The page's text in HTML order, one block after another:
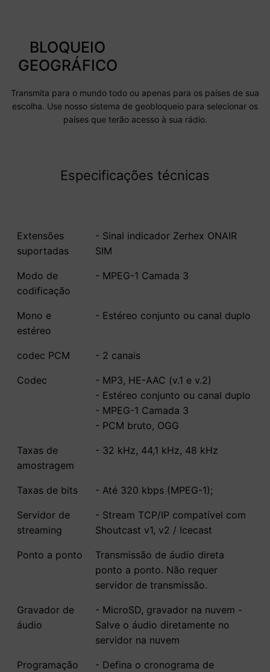
BLOQUEIO
GEOGRÁFICO
Transmita para o mundo todo ou apenas para os países de sua
escolha. Use nosso sistema de geobloqueio para selecionar os
países que terão acesso à sua rádio.
Especificações técnicas
Extensões
suportadas
- Sinal indicador Zerhex ONAIR
SIM
Modo de
codificação
- MPEG-1 Camada 3
Mono e
estéreo
- Estéreo conjunto ou canal duplo
codec PCM - 2 canais
Codec
- MP3, HE-AAC (v.1 e v.2)
- Estéreo conjunto ou canal duplo
- MPEG-1 Camada 3
- PCM bruto, OGG
Taxas de
amostragem
- 32 kHz, 44,1 kHz, 48 kHz
Taxas de bits - Até 320 kbps (MPEG-1);
Servidor de
streaming
- Stream TCP/IP compatível com
Shoutcast v1, v2 / Icecast
Ponto a ponto
Transmissão de áudio direta
ponto a ponto. Não requer
servidor de transmissão.
Gravador de
áudio
- MicroSD, gravador na nuvem -
Salve o áudio diretamente no
servidor na nuvem
Programação
- Defina o cronograma de